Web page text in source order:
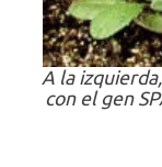
A la
con el gen